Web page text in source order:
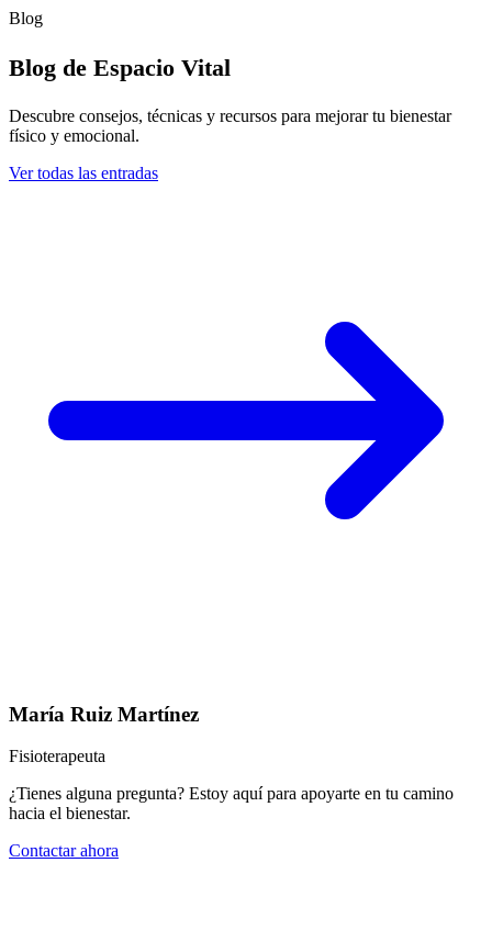
Blog
Blog de Espacio Vital
Descubre consejos, técnicas y recursos para mejorar tu bienestar
físico y emocional.
Ver todas las entradas
María Ruiz Martínez
Fisioterapeuta
¿Tienes alguna pregunta? Estoy aquí para apoyarte en tu camino
hacia el bienestar.
Contactar ahora